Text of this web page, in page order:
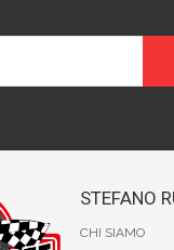
STEFANO
CHI SIAMO